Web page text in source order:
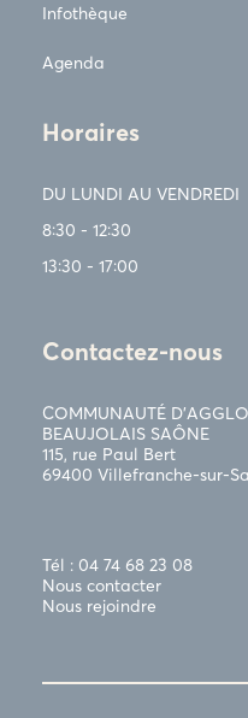
Infothèque
Agenda
Horaires
DU LUNDI AU VENDREDI
8:30 - 12:30
13:30 - 17:00
Contactez-nous
COMMUNAUTÉ
BEAUJOLAIS SAÔNE
115, rue Paul Bert
69400 Villefranche-sur-
Tél : 04 74 68 23 08
Nous contacter
Nous rejoindre